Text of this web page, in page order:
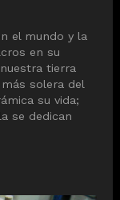
el mundo y la
en su
tierra
solera del
su vida;
se dedican